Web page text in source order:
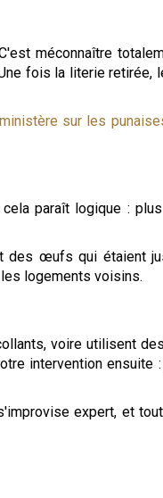
méconnaître
fois la literie retirée,
sur les
paraît logique :
des œufs qui étaient
logements voisins.
voire utilisent
intervention ensuite
expert, et